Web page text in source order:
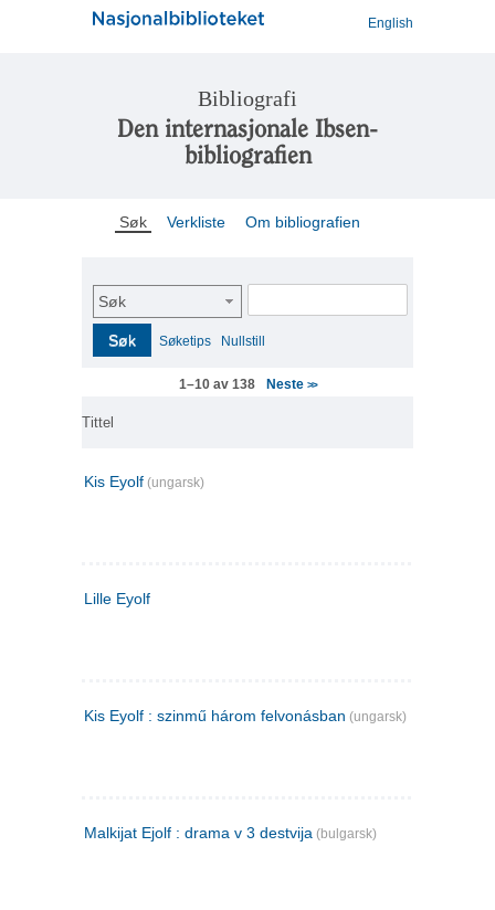
English
Bibliografi
Den internasjonale Ibsen-
bibliografien
Søk Verkliste Om bibliografien
Søk
Søk Søketips Nullstill
1–10 av 138 Neste >>
Tittel
Kis Eyolf (ungarsk)
Lille Eyolf
Kis Eyolf : szinmű három felvonásban (ungarsk)
Malkijat Ejolf : drama v 3 destvija (bulgarsk)